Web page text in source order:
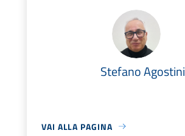
Stefano Agostini
VAI ALLA PAGINA